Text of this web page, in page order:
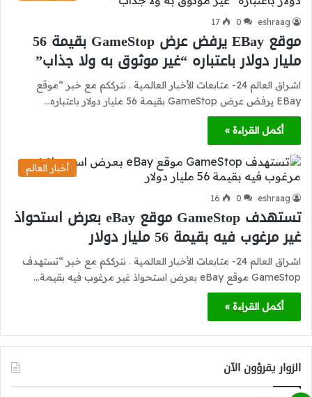
eshraag
0
17
موقع EBay يرفض عرض GameStop بقيمة 56
مليار دولار باعتباره “غير موثوق به ولا جذاب”
اشراق العالم 24- متابعات الأخبار العالمية . نترككم مع خبر “موقع
EBay يرفض عرض GameStop بقيمة 56 مليار دولار باعتباره…
أكمل القراءة »
أخبار العالم
eshraag
0
16
تستهدف GameStop موقع eBay بعرض استحواذ
غير مرغوب فيه بقيمة 56 مليار دولار
اشراق العالم 24- متابعات الأخبار العالمية . نترككم مع خبر “تستهدف
GameStop موقع eBay بعرض استحواذ غير مرغوب فيه بقيمة…
أكمل القراءة »
الزوار يقرؤون الآن